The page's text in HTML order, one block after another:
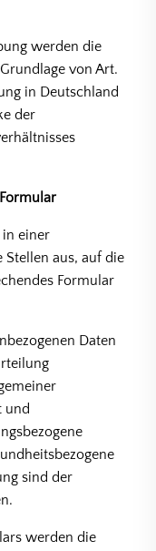
werden die
von Art.
in Deutschland
der
einer
aus, auf die
Formular
Daten
und
sind der
werden die